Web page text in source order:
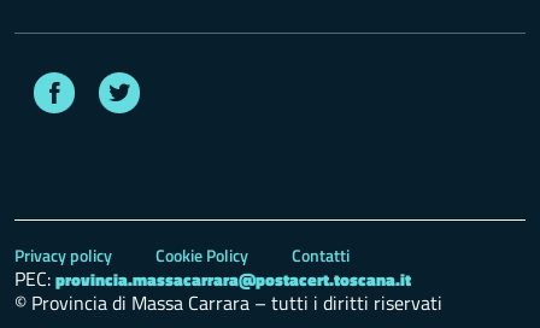
Facebook
Privacy policy Cookie Policy Contatti
PEC:provincia.massacarrara@postacert.toscana.it
© Provincia di Massa Carrara – tutti i diritti riservati